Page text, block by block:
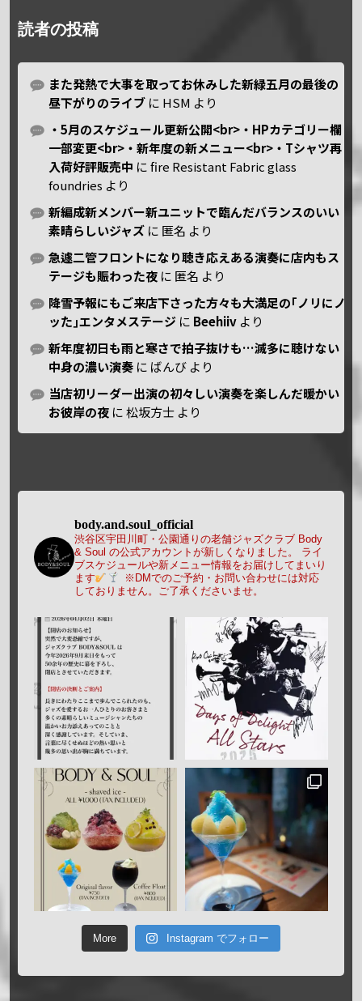
読者の投稿
また発熱で大事を取ってお休みした新緑五月の最後の
昼下がりのライブ に HSM より
・5月のスケジュール更新公開<br>・HPカテゴリー欄
一部変更<br>・新年度の新メニュー<br>・Tシャツ再
入荷好評販売中 にfire Resistant Fabric glass
foundries より
新編成新メンバー新ユニットで臨んだバランスのいい
素晴らしいジャズ に 匿名 より
急遽二管フロントになり聴き応えある演奏に店内もス
テージも賑わった夜 に 匿名 より
降雪予報にもご来店下さった方々も大満足の｢ノリにノ
ッた｣エンタメステージ に Beehiiv より
新年度初日も雨と寒さで拍子抜けも…滅多に聴けない
中身の濃い演奏 に ばんび より
当店初リーダー出演の初々しい演奏を楽しんだ暖かい
お彼岸の夜 に松坂方士 より
body.and.soul_official
渋谷区宇田川町・公園通りの老舗ジャズクラブ Body
& Soul の公式アカウントが新しくなりました。
ライ
ブスケジュールや新メニュー情報をお届けしてまいり
ます
※DMでのご予約・お問い合わせには対応
しておりません。ご了承くださいませ。
More Instagram でフォロー